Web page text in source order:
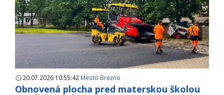
20.07.2026 10:55:42 Mesto Brezno
Obnovená plocha pred materskou školou